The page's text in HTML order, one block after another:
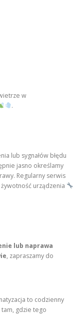
w
.
lub sygnałów błędu
jasno określamy
Regularny serwis
urządzenia
lub naprawa
, zapraszamy do
to codzienny
gdzie tego